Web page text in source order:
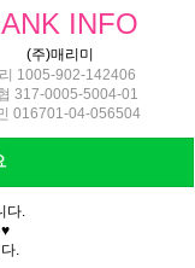
INFO
(주)매리미
1005-902-142406
317-0005-5004-01
016701-04-056504
다.
.